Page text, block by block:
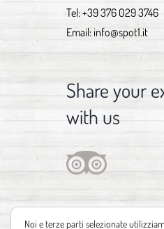
Tel:+39 376 029 3746
Email: info@spot1.it
Share your
with us
Noi e terze parti selezionate